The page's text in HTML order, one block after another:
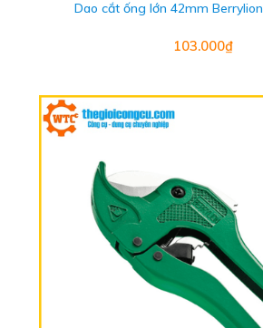
Dao cắt ống lớn 42mm
103.000₫